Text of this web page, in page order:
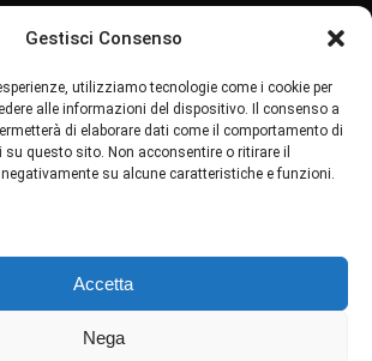
Gestisci Consenso
utilizziamo tecnologie come i cookie per
alle informazioni del dispositivo. Il consenso a
di elaborare dati come il comportamento di
questo sito. Non acconsentire o ritirare il
su alcune caratteristiche e funzioni.
Accetta
Nega
VI